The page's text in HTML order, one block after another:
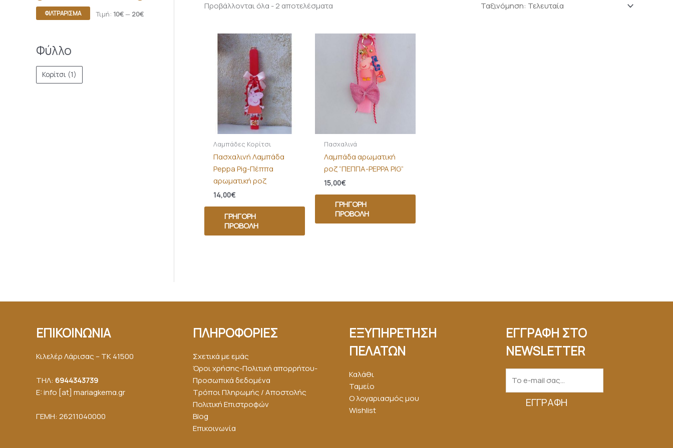
ΦΙΛΤΡΆΡΙΣΜΑ Τιμή: 10€— 20€
Φύλλο
Κορίτσι (1)
Προβάλλονται όλα - 2 αποτελέσματα
Λαμπάδες Κορίτσι
Πασχαλινή Λαμπάδα
Peppa Pig-Πέππα
αρωματική ροζ
14,00€
ΓΡΉΓΟΡΗ
ΠΡΟΒΟΛΉ
Πασχαλινά
Λαμπάδα αρωματική
ροζ “ΠΕΠΠΑ-PEPPA PIG”
15,00€
ΓΡΉΓΟΡΗ
ΠΡΟΒΟΛΉ
ΕΠΙΚΟΙΝΩΝΙΑ
Κιλελέρ Λάρισας – ΤΚ 41500
ΤΗΛ: 6944343739
E: info [at] mariagkemα.gr
ΓΕΜΗ: 26211040000
ΠΛΗΡΟΦΟΡΙΕΣ
Σχετικά με εμάς
Όροι χρήσης-Πολιτική απορρήτου-
Προσωπικά δεδομένα
Τρόποι Πληρωμής / Αποστολής
Πολιτική Επιστροφών
Blog
Επικοινωνία
ΕΞΥΠΗΡΕΤΗΣΗ
ΠΕΛΑΤΩΝ
Καλάθι
Ταμείο
Ο λογαριασμός μου
Wishlist
ΕΓΓΡΑΦΗ ΣΤΟ
NEWSLETTER
ΕΓΓΡΑΦΉ